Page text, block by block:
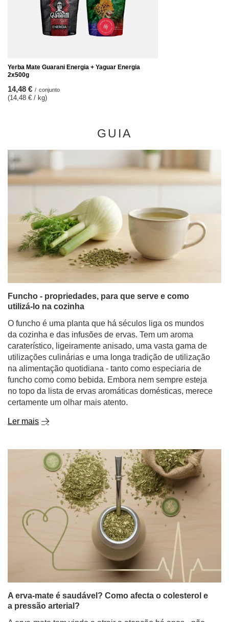
Yerba Mate Guarani Energia + Yaguar Energia
2x500g
14,48 € / conjunto
(14,48 € / kg)
GUIA
Funcho - propriedades, para que serve e como
utilizá-lo na cozinha
O funcho é uma planta que há séculos liga os mundos
da cozinha e das infusões de ervas. Tem um aroma
caraterístico, ligeiramente anisado, uma vasta gama de
utilizações culinárias e uma longa tradição de utilização
na alimentação quotidiana - tanto como especiaria de
funcho como como bebida. Embora nem sempre esteja
no topo da lista de ervas aromáticas domésticas, merece
certamente um olhar mais atento.
Ler mais
A erva-mate é saudável? Como afecta o colesterol e
a pressão arterial?